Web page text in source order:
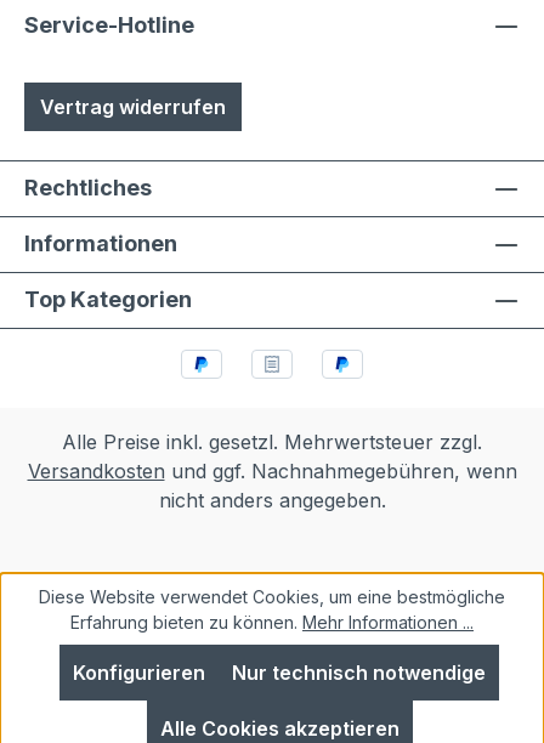
Service-Hotline
Vertrag widerrufen
Rechtliches
Informationen
Top Kategorien
Alle Preise inkl. gesetzl. Mehrwertsteuer zzgl.
Versandkosten und ggf. Nachnahmegebühren, wenn
nicht anders angegeben.
Diese Website verwendet Cookies, um eine bestmögliche
Erfahrung bieten zu können. Mehr Informationen ...
Nur technisch notwendige
Konfigurieren
Alle Cookies akzeptieren